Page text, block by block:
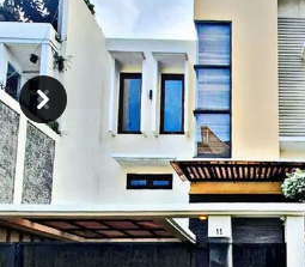
Previous
Next